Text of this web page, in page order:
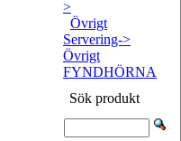
>
Övrigt
Servering->
Övrigt
FYNDHÖRNA
Sök produkt